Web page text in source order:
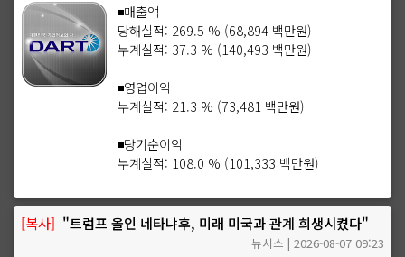
◾매출액
당해실적: 269.5 % (68,894 백만원)
누계실적: 37.3 % (140,493 백만원)
◾영업이익
누계실적: 21.3 % (73,481 백만원)
◾당기순이익
누계실적: 108.0 % (101,333 백만원)
[복사] "트럼프 올인 네타냐후, 미래 미국과 관계 희생시켰다"
뉴시스 | 2026-08-07 09:23